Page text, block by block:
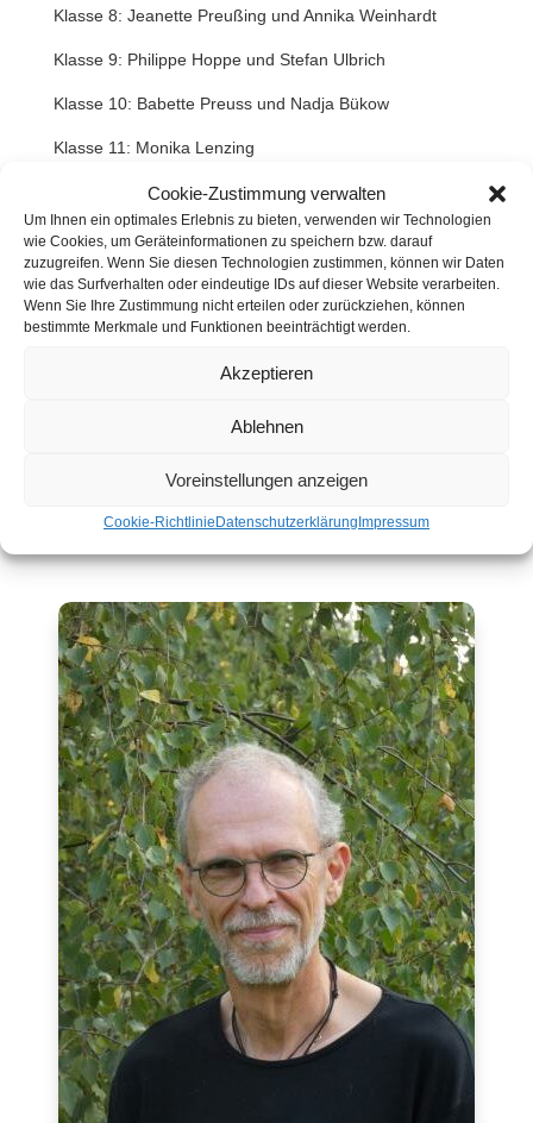
Cookie-Zustimmung verwalten
Um Ihnen ein optimales Erlebnis zu bieten, verwenden wir Technologien
wie Cookies, um Geräteinformationen zu speichern bzw. darauf
zuzugreifen. Wenn Sie diesen Technologien zustimmen, können wir Daten
wie das Surfverhalten oder eindeutige IDs auf dieser Website verarbeiten.
Wenn Sie Ihre Zustimmung nicht erteilen oder zurückziehen, können
bestimmte Merkmale und Funktionen beeinträchtigt werden.
Akzeptieren
Ablehnen
Voreinstellungen anzeigen
Cookie-Richtlinie Datenschutzerklärung Impressum
Klasse 8: Jeanette Preußing und Annika Weinhardt
Klasse 9: Philippe Hoppe und Stefan Ulbrich
Klasse 10: Babette Preuss und Nadja Bükow
Klasse 11: Monika Lenzing
Klasse 12: Armin Strauch
Klasse 12: Philipp Mathies und Sascha Deforth
Landeselternrat: Berit Steinig
Stand: 30.10.2025